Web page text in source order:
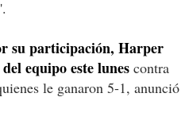
su participación, Harper
equipo este lunes contra
le ganaron 5-1, anunció